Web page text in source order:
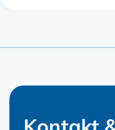
Erneuern wir unsere
Stephan Pernkopf